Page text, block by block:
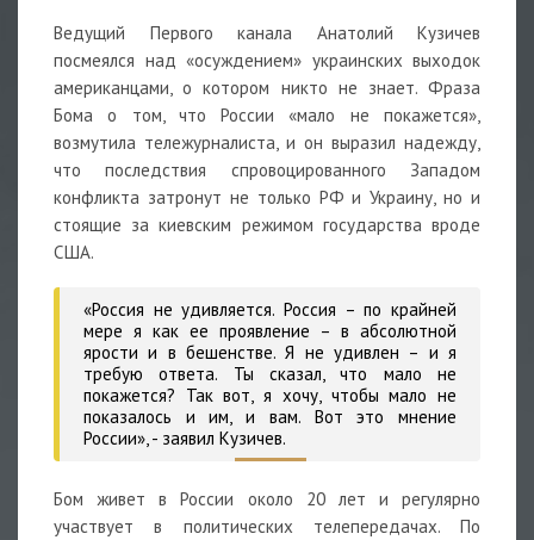
Ведущий Первого канала Анатолий Кузичев
посмеялся над «осуждением» украинских выходок
американцами, о котором никто не знает. Фраза
Бома о том, что России «мало не покажется»,
возмутила тележурналиста, и он выразил надежду,
что последствия спровоцированного Западом
конфликта затронут не только РФ и Украину, но и
стоящие за киевским режимом государства вроде
США.
«Россия не удивляется. Россия – по крайней
мере я как ее проявление – в абсолютной
ярости и в бешенстве. Я не удивлен – и я
требую ответа. Ты сказал, что мало не
покажется? Так вот, я хочу, чтобы мало не
показалось и им, и вам. Вот это мнение
России», - заявил Кузичев.
Бом живет в России около 20 лет и регулярно
участвует в политических телепередачах. По